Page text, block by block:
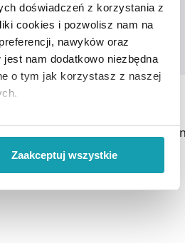
doświadczeń z korzystania z
cookies i pozwolisz nam na
nawyków oraz
nam dodatkowo niezbędna
o tym jak korzystasz z naszej
wiąże się zbieranie danych o
z brakiem dostępu do
Zaakceptuj wszystkie
różnych chorób. Ze względu